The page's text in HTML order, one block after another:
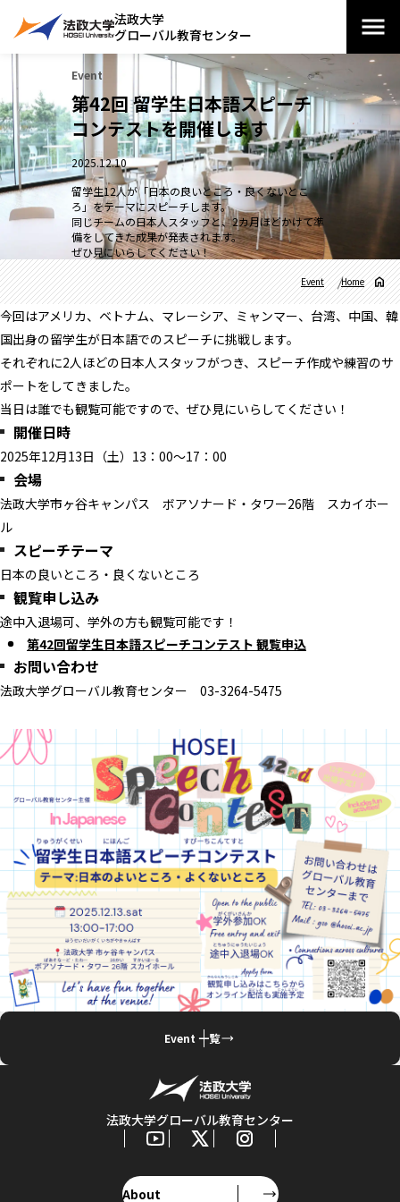
法政大学
グローバル教育センター
Event
第42回 留学生日本語スピーチ
コンテストを開催します
2025.12.10
留学生12人が「日本の良いところ・良くないとこ
ろ」をテーマにスピーチします。
同じチームの日本人スタッフと、2カ月ほどかけて準
備をしてきた成果が発表されます。
ぜひ見にいらしてください！
Home
Event
今回はアメリカ、ベトナム、マレーシア、ミャンマー、台湾、中国、韓
国出身の留学生が日本語でのスピーチに挑戦します。
それぞれに2人ほどの日本人スタッフがつき、スピーチ作成や練習のサ
ポートをしてきました。
当日は誰でも観覧可能ですので、ぜひ見にいらしてください！
開催日時
2025年12月13日（土）13：00～17：00
会場
法政大学市ヶ谷キャンパス ボアソナード・タワー26階 スカイホー
ル
スピーチテーマ
日本の良いところ・良くないところ
観覧申し込み
途中入退場可、学外の方も観覧可能です！
第42回留学生日本語スピーチコンテスト 観覧申込
お問い合わせ
法政大学グローバル教育センター 03-3264-5475
Event 一覧
法政大学グローバル教育センター
About